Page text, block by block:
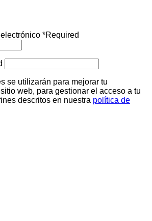
*Required
se utilizarán para mejorar tu
web, para gestionar el acceso a tu
descritos en nuestra política de